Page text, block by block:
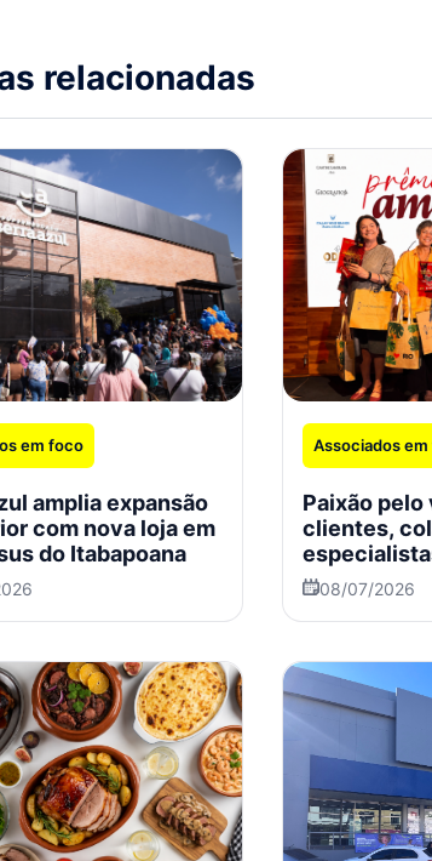
relacionadas
em foco
amplia expansão
com nova loja em
do Itabapoana
Associados
Paixão pelo
clientes,
Zona Sul
08/07/2026